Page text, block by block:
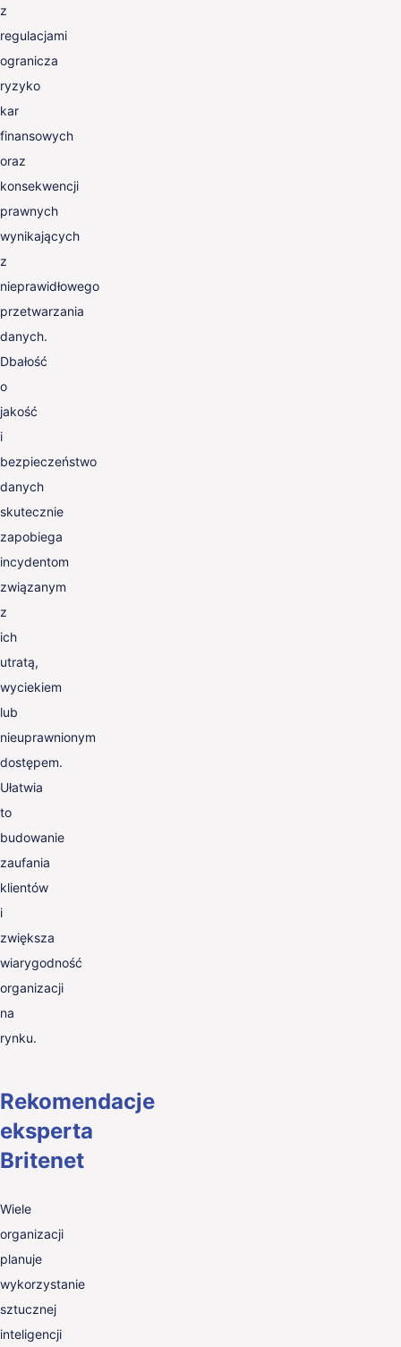
z
regulacjami
ogranicza
ryzyko
kar
finansowych
oraz
konsekwencji
prawnych
wynikających
z
nieprawidłowego
przetwarzania
danych.
Dbałość
o
jakość
i
bezpieczeństwo
danych
skutecznie
zapobiega
incydentom
związanym
z
ich
utratą,
wyciekiem
lub
nieuprawnionym
dostępem.
Ułatwia
to
budowanie
zaufania
klientów
i
zwiększa
wiarygodność
organizacji
na
rynku.
Rekomendacje
eksperta
Britenet
Wiele
organizacji
planuje
wykorzystanie
sztucznej
inteligencji